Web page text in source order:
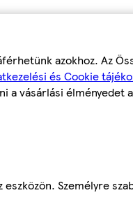
azokhoz. Az
és Cookie
a vásárlási élményedet
Személyre